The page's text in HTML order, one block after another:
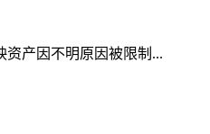
产因不明原因被限制...